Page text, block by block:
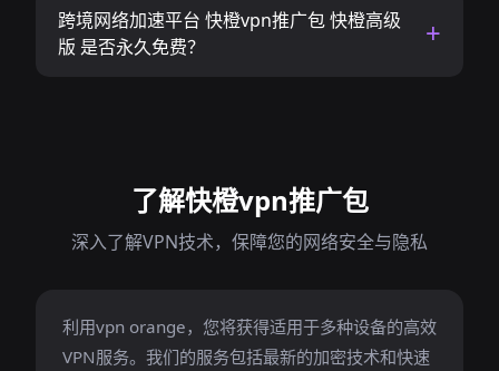
跨境网络加速平台 快橙vpn推广包 快橙高级
版 是否永久免费？
了解快橙vpn推广包
深入了解VPN技术，保障您的网络安全与隐私
利用vpn orange，您将获得适用于多种设备的高效
VPN服务。我们的服务包括最新的加密技术和快速